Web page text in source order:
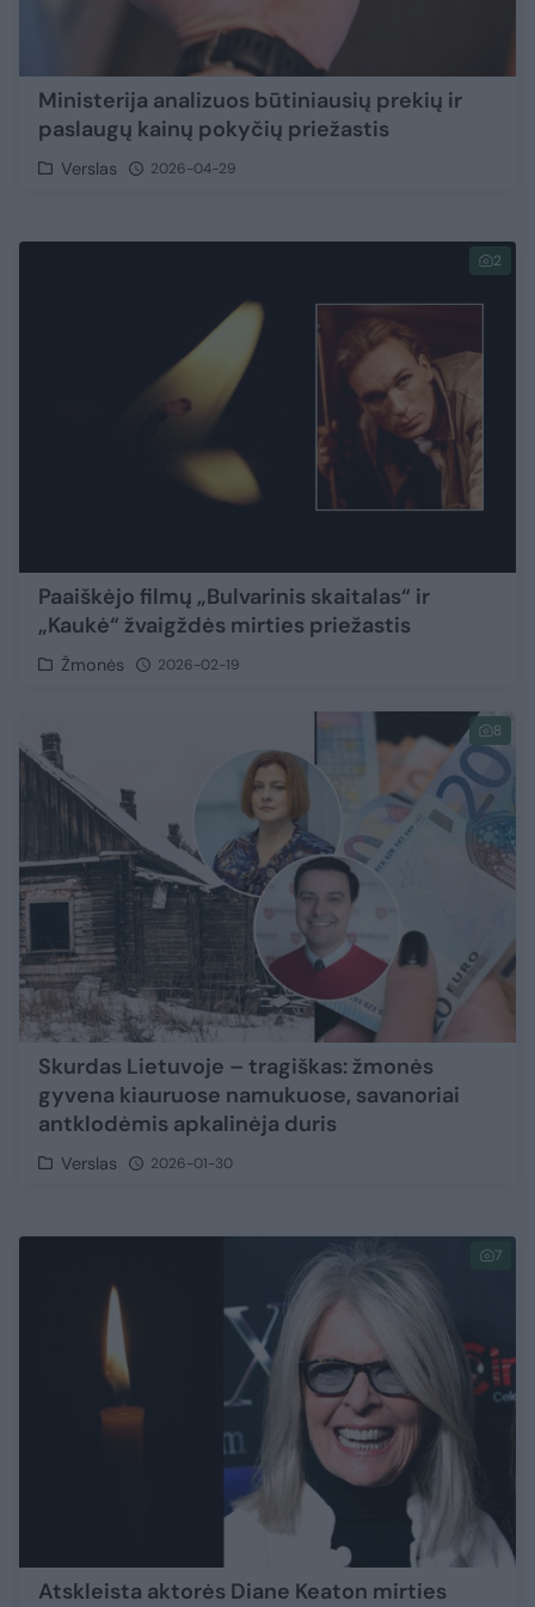
Ministerija analizuos būtiniausių prekių ir
paslaugų kainų pokyčių priežastis
Verslas 2026-04-29
2
Paaiškėjo filmų „Bulvarinis skaitalas“ ir
„Kaukė“ žvaigždės mirties priežastis
Žmonės 2026-02-19
8
Skurdas Lietuvoje – tragiškas: žmonės
gyvena kiauruose namukuose, savanoriai
antklodėmis apkalinėja duris
Verslas 2026-01-30
7
Atskleista aktorės Diane Keaton mirties